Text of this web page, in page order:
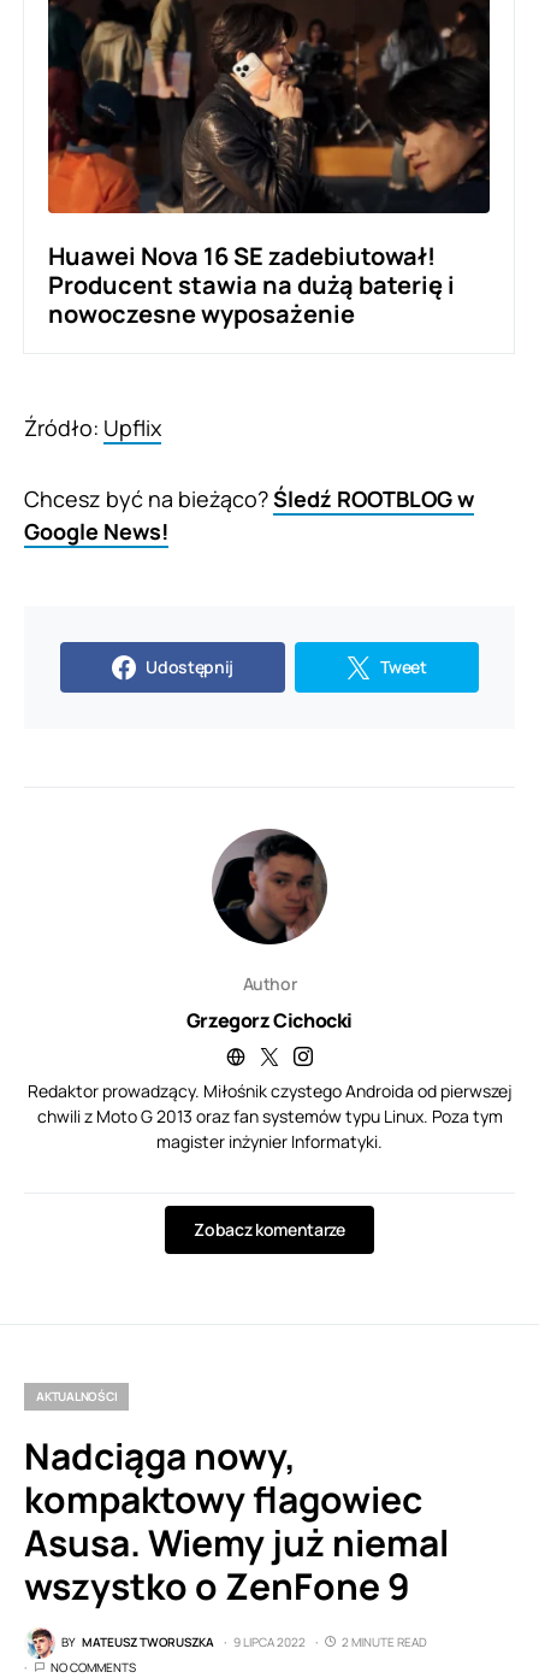
Huawei Nova 16 SE zadebiutował!
Producent stawia na dużą baterię i
nowoczesne wyposażenie
Źródło: Upflix
Chcesz być na bieżąco?Śledź ROOTBLOG w
Google News!
Udostępnij Tweet
Author
Grzegorz Cichocki
Redaktor prowadzący. Miłośnik czystego Androida od pierwszej
chwili z Moto G 2013 oraz fan systemów typu Linux. Poza tym
magister inżynier Informatyki.
Zobacz komentarze
AKTUALNOŚCI
Nadciąga nowy,
kompaktowy flagowiec
Asusa. Wiemy już niemal
wszystko o ZenFone 9
BY MATEUSZ TWORUSZKA 9 LIPCA 2022
2 MINUTE READ
NO COMMENTS